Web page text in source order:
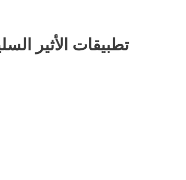
تطبيقات الأثير